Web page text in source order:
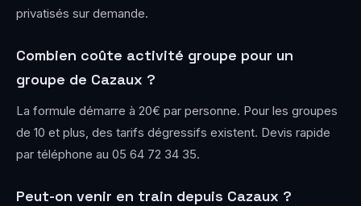
privatisés sur demande.
Combien coûte activité groupe pour un
groupe de Cazaux ?
La formule démarre à 20€ par personne. Pour les groupes
de 10 et plus, des tarifs dégressifs existent. Devis rapide
par téléphone au 05 64 72 34 35.
Peut-on venir en train depuis Cazaux ?